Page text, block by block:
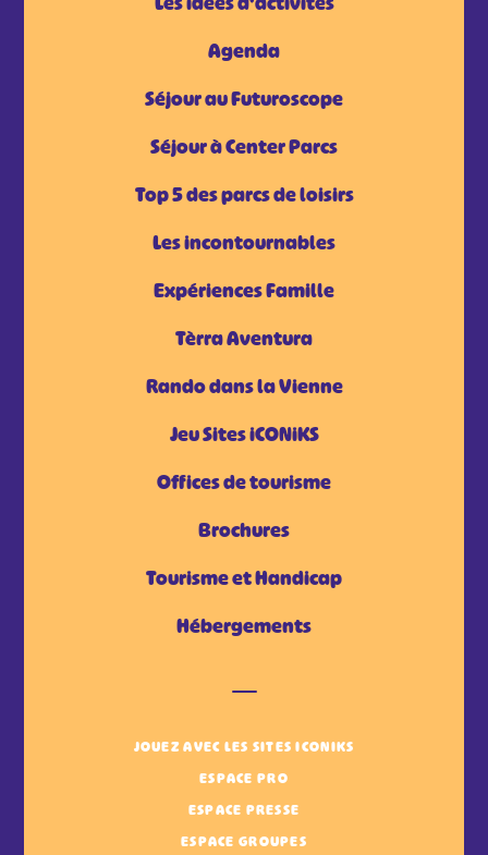
Agenda
Séjour au Futuroscope
Séjour à Center Parcs
Top 5 des parcs de loisirs
Les incontournables
Expériences Famille
Tèrra Aventura
Rando dans la Vienne
Jeu Sites iCONiKS
Offices de tourisme
Brochures
Tourisme et Handicap
Hébergements
JOUEZ AVEC LES SITES ICONIKS
ESPACE PRO
ESPACE PRESSE
ESPACE GROUPES